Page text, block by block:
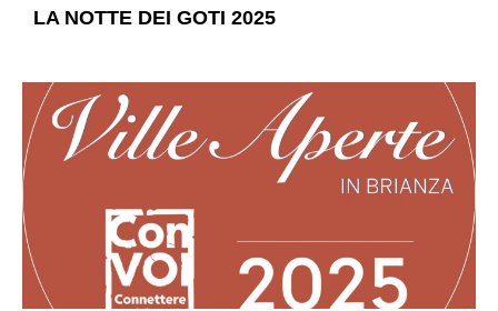
LA NOTTE DEI GOTI 2025